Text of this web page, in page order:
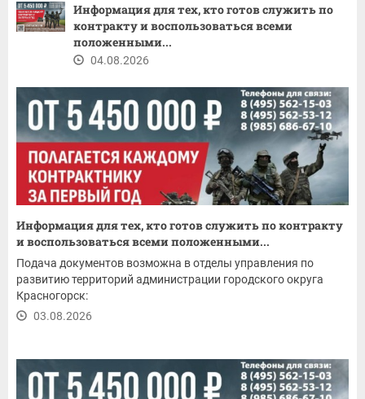
Информация для тех, кто готов служить по
контракту и воспользоваться всеми
положенными...
04.08.2026
Информация для тех, кто готов служить по контракту
и воспользоваться всеми положенными...
Подача документов возможна в отделы управления по
развитию территорий администрации городского округа
Красногорск:
03.08.2026